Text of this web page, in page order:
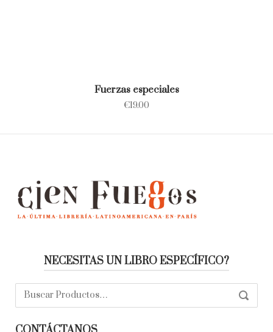
Fuerzas especiales
€19.00
NECESITAS UN LIBRO ESPECÍFICO?
Buscar: